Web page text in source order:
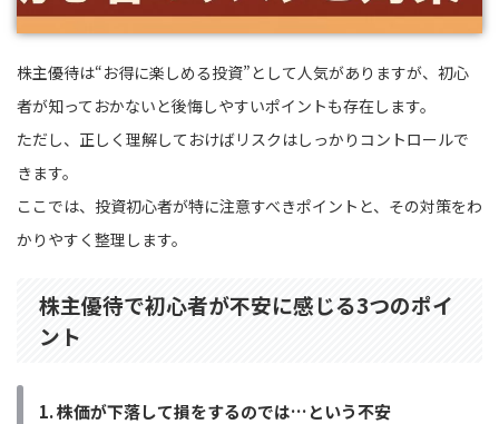
株主優待は“お得に楽しめる投資”として人気がありますが、初心
者が知っておかないと後悔しやすいポイントも存在します。
ただし、正しく理解しておけばリスクはしっかりコントロールで
きます。
ここでは、投資初心者が特に注意すべきポイントと、その対策をわ
かりやすく整理します。
株主優待で初心者が不安に感じる3つのポイ
ント
1. 株価が下落して損をするのでは…という不安